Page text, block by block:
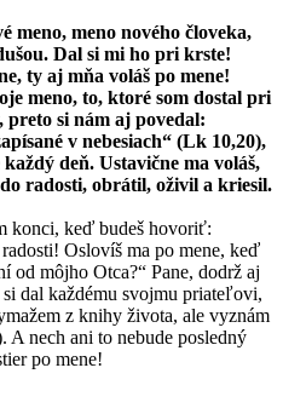
meno, meno nového človeka,
Dal si mi ho pri krste!
ty aj mňa voláš po mene!
meno, to, ktoré som dostal pri
preto si nám aj povedal:
v nebesiach“ (Lk 10,20),
deň. Ustavične ma voláš,
radosti, obrátil, oživil a kriesil.
konci, keď budeš hovoriť:
Oslovíš ma po mene, keď
od môjho Otca?“ Pane, dodrž aj
dal každému svojmu priateľovi,
z knihy života, ale vyznám
nech ani to nebude posledný
po mene!